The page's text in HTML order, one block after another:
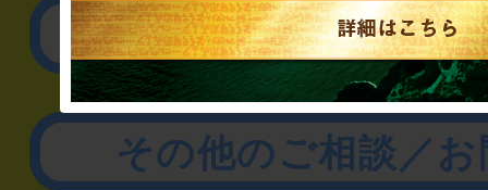
取材に関するお
その他のご相談／